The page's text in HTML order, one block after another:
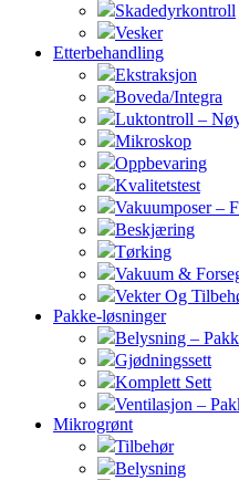
Skadedyrkontroll
Vesker
Etterbehandling
Ekstraksjon
Boveda/Integra
Luktontroll –
Mikroskop
Oppbevaring
Kvalitetstest
Vakuumposer –
Beskjæring
Tørking
Vakuum &
Vekter Og
Pakke-løsninger
Belysning –
Gjødningssett
Komplett Sett
Ventilasjon –
Mikrogrønt
Tilbehør
Belysning